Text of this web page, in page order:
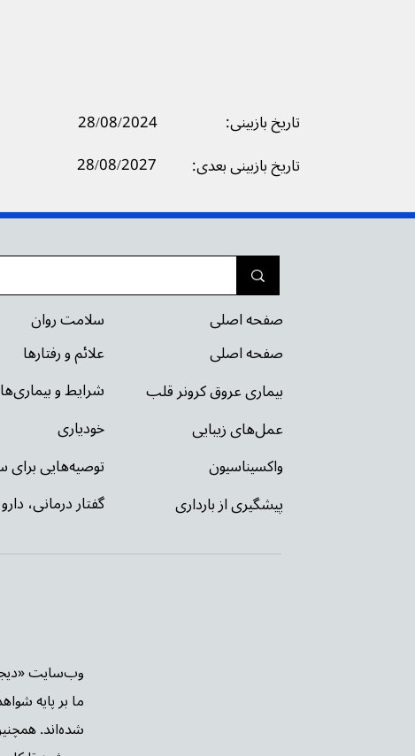
28/08/2024
تاریخ بازبینی:
28/08/2027
تاریخ بازبینی بعدی:
ما بر پایه
شده‌اند.
سلامت روان
علائم و رفتارها
شرایط و
خودیاری
توصیه‌‌هایی
گفتار درمانی،
صفحه اصلی
صفحه اصلی
بیماری عروق کرونر قلب
عمل‌های زیبایی
واکسیناسیون
پیشگیری از بارداری